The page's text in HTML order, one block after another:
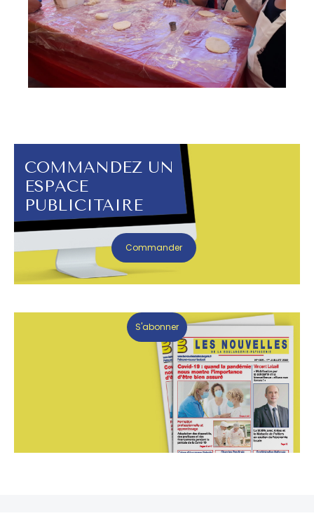
COMMANDEZ UN
ESPACE
PUBLICITAIRE
Commander
S'abonner